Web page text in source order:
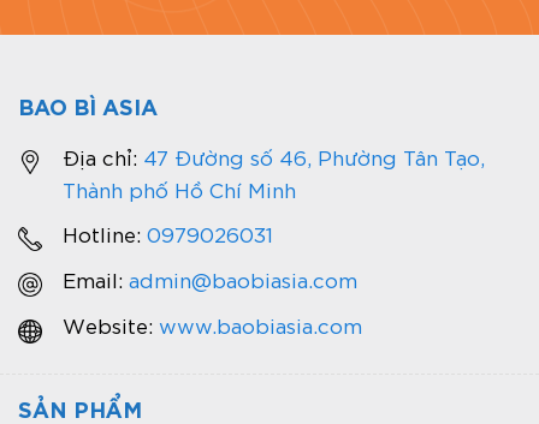
BAO BÌ ASIA
Địa chỉ: 47 Đường số 46, Phường Tân Tạo,
Thành phố Hồ Chí Minh
Hotline: 0979026031
Email: admin@baobiasia.com
Website: www.baobiasia.com
SẢN PHẨM